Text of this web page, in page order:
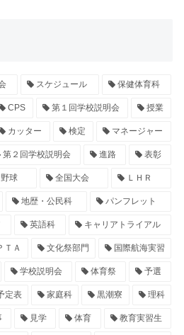
スケジュール 保健体育科
CPS 第１回学校説明会 授業
カッター 検定 マネージャー
第２回学校説明会 進路 表彰
野球 全国大会 ＬＨＲ
地歴・公民科 パンフレット
英語科 キャリアトライアル
ＴＡ 文化祭部門 国際航海実習
学校説明会 体育祭 予選
定表 家庭科 黒潮寮 理科
見学 体育 教育実習生